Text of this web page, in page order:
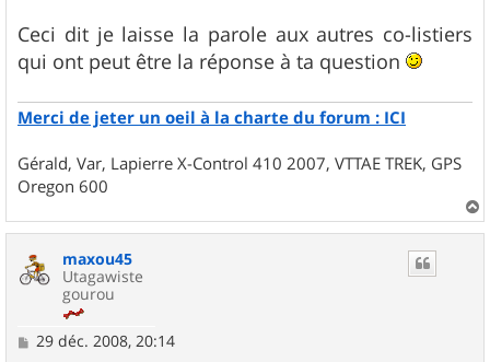
Ceci dit je laisse la parole aux autres co-listiers
qui ont peut être la réponse à ta question
Merci de jeter un oeil à la charte du forum : ICI
Gérald, Var, Lapierre X-Control 410 2007, VTTAE TREK, GPS
Oregon 600
a
maxou45
Utagawiste
gourou
M
29 déc. 2008, 20:14